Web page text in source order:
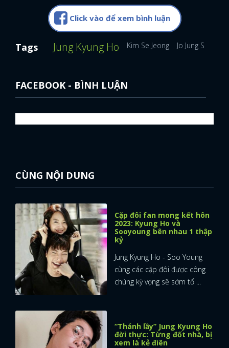
Click vào để xem bình luận
Tags Jung Kyung Ho Kim Se Jeong Jo Jung Suk
FACEBOOK - BÌNH LUẬN
CÙNG NỘI DUNG
Cặp đôi fan mong kết hôn
2023: Kyung Ho và
Sooyoung bên nhau 1 thập
kỷ
Jung Kyung Ho - Soo Young
cùng các cặp đôi được công
chúng kỳ vọng sẽ sớm tổ ...
“Thánh lầy” Jung Kyung Ho
đời thực: Từng đốt nhà, bị
xem là kẻ điên